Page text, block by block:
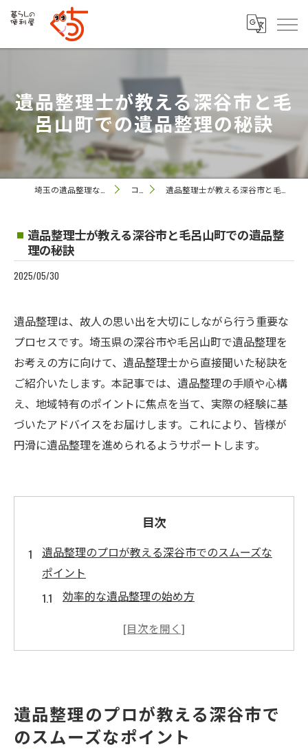
遺品整理士が教える深谷市と毛
呂山町での遺品整理の秘訣
コラム 遺品整理士が教える深谷市と毛呂山町での遺品整理の秘訣
遺品整理士が教える深谷市と毛呂山町での遺品整
理の秘訣
2025/05/30
遺品整理は、故人の思い出を大切にしながら行う重要な
プロセスです。埼玉県の深谷市や毛呂山町で遺品整理を
お考えの方に向けて、遺品整理士から直接聞いた秘訣を
ご紹介いたします。本記事では、遺品整理の手順や心構
え、地域特有のポイントに焦点を当て、実際の経験に基
づいたアドバイスをお届けします。これにより、皆様が
円滑に遺品整理を進められるようサポートします。
目次
遺品整理のプロが教える深谷市でのスムーズな
ポイント
効率的な遺品整理の始め方
深谷市特有の遺品整理に関する法律
忘れられない思い出を守るための工夫
遺品整理士が勧める適切な保管方法
遺品整理のプロが教える深谷市で
のスムーズなポイント